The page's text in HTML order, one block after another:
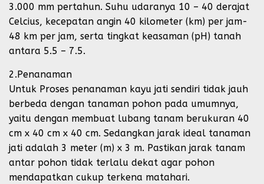
3.000 mm pertahun. Suhu udaranya 10 – 40 derajat
Celcius, kecepatan angin 40 kilometer (km) per jam-
48 km per jam, serta tingkat keasaman (pH) tanah
antara 5.5 – 7.5.
2.Penanaman
Untuk Proses penanaman kayu jati sendiri tidak jauh
berbeda dengan tanaman pohon pada umumnya,
yaitu dengan membuat lubang tanam berukuran 40
cm x 40 cm x 40 cm. Sedangkan jarak ideal tanaman
jati adalah 3 meter (m) x 3 m. Pastikan jarak tanam
antar pohon tidak terlalu dekat agar pohon
mendapatkan cukup terkena matahari.